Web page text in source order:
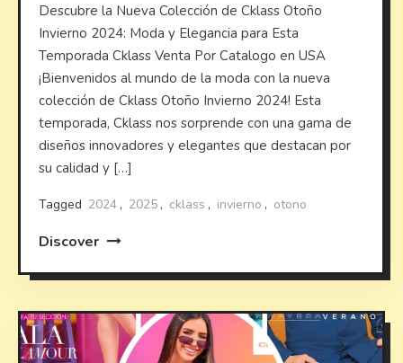
Descubre la Nueva Colección de Cklass Otoño
Invierno 2024: Moda y Elegancia para Esta
Temporada Cklass Venta Por Catalogo en USA
¡Bienvenidos al mundo de la moda con la nueva
colección de Cklass Otoño Invierno 2024! Esta
temporada, Cklass nos sorprende con una gama de
diseños innovadores y elegantes que destacan por
su calidad y […]
Tagged 2024 , 2025 , cklass , invierno , otono
Discover